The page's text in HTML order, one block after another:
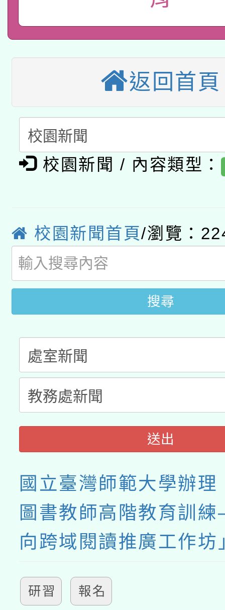
本校115學年度第2次
招甄選結果公告(無人
招)
適應運動共學行動站研
本館辦理115年度閱讀
暨閱讀推動專業研習
科技賦能─人工智慧
礎課程
A3數位素養講師名單
「數位內容與教學軟體
pilot」
有關大陸委員會函釋公
用水績優單位及節水達
動」
桃園市孔廟祈福系列
開 智慧啟航」
2026年桃園地景藝術
返回首頁
校園新聞 / 內容類型：
校園新聞首頁/瀏覽：
搜尋
送出
國立臺灣師範大學辦
圖書教師高階教育訓練
向跨域閱讀推廣工作坊
研習 報名